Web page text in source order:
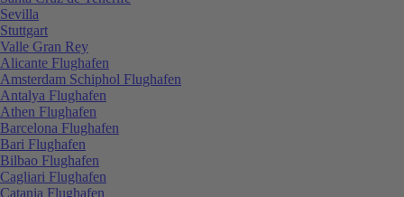
Sevilla
Stuttgart
Valle Gran Rey
Alicante Flughafen
Amsterdam Schiphol Flughafen
Antalya Flughafen
Athen Flughafen
Barcelona Flughafen
Bari Flughafen
Bilbao Flughafen
Cagliari Flughafen
Catania Flughafen